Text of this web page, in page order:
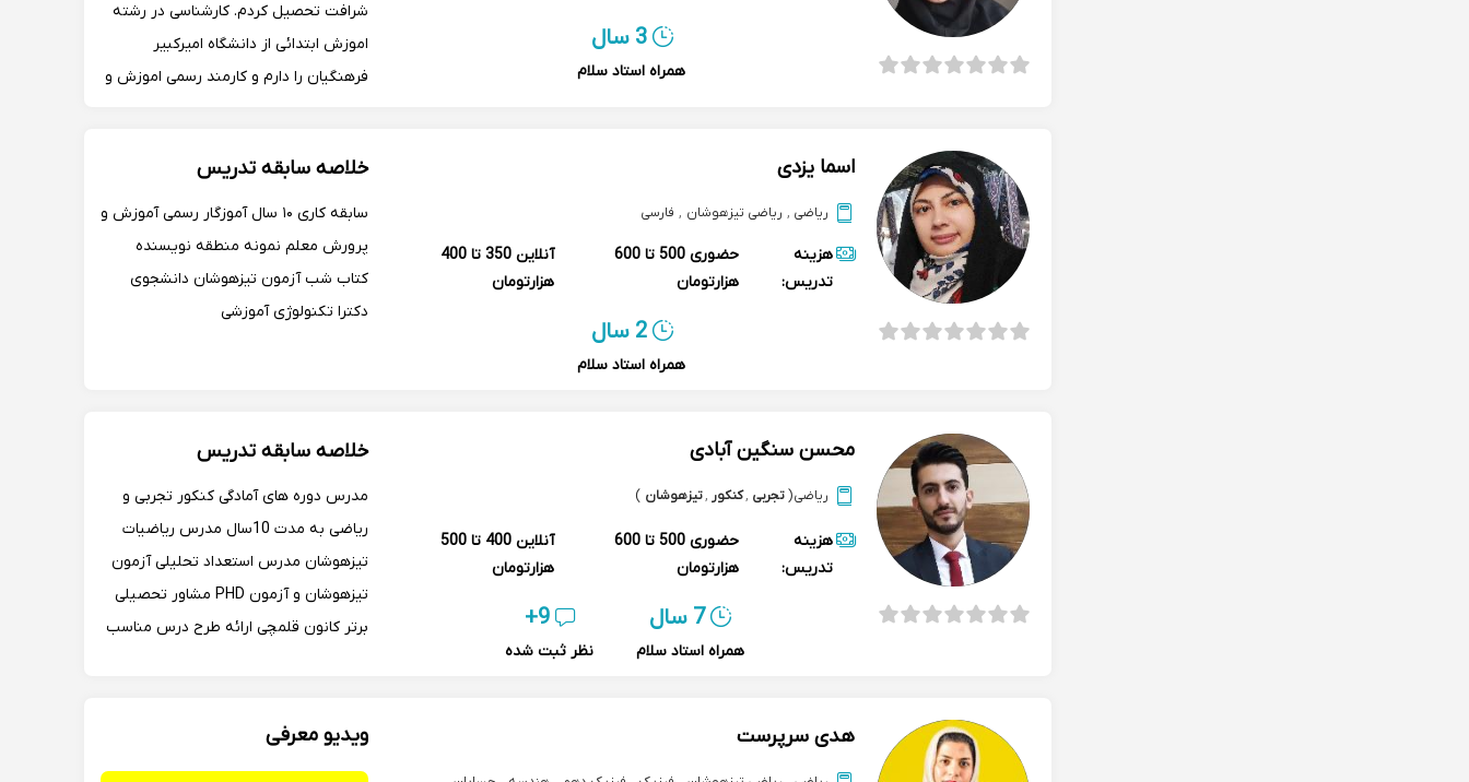
3 سال
همراه استاد سلام
شرافت تحصیل کردم. کارشناسی در رشته
اموزش ابتدائی از دانشگاه امیرکبیر
فرهنگیان را دارم و کارمند رسمی اموزش و
گروهی و همینطور مشاوره تحصیلی در
اموزشگاه گزینه ۲ را دارم.
اسما یزدی
ریاضی , ریاضی تیزهوشان , فارسی
هزینه
تدریس:
حضوری
500 تا 600
هزارتومان
آنلاین
350 تا 400
هزارتومان
2 سال
همراه استاد سلام
خلاصه سابقه تدریس
سابقه کاری ۱۰ سال آموزگار رسمی آموزش و
پرورش معلم نمونه منطقه نویسنده
کتاب شب آزمون تیزهوشان دانشجوی
دکترا تکنولوژی آموزشی
محسن سنگین آبادی
ریاضی(تجربی ,کنکور ,تیزهوشان )
هزینه
تدریس:
حضوری
500 تا 600
هزارتومان
آنلاین
400 تا 500
هزارتومان
7 سال
همراه استاد سلام
9+
نظر ثبت شده
خلاصه سابقه تدریس
مدرس دوره های آمادگی کنکور تجربی و
ریاضی به مدت 10سال مدرس ریاضیات
تیزهوشان مدرس استعداد تحلیلی آزمون
تیزهوشان و آزمون PHD مشاور تحصیلی
برتر کانون قلمچی ارائه طرح درس مناسب
سوالات با روش های مختلف ارائه تکلیف
هدی سرپرست ویدیو معرفی